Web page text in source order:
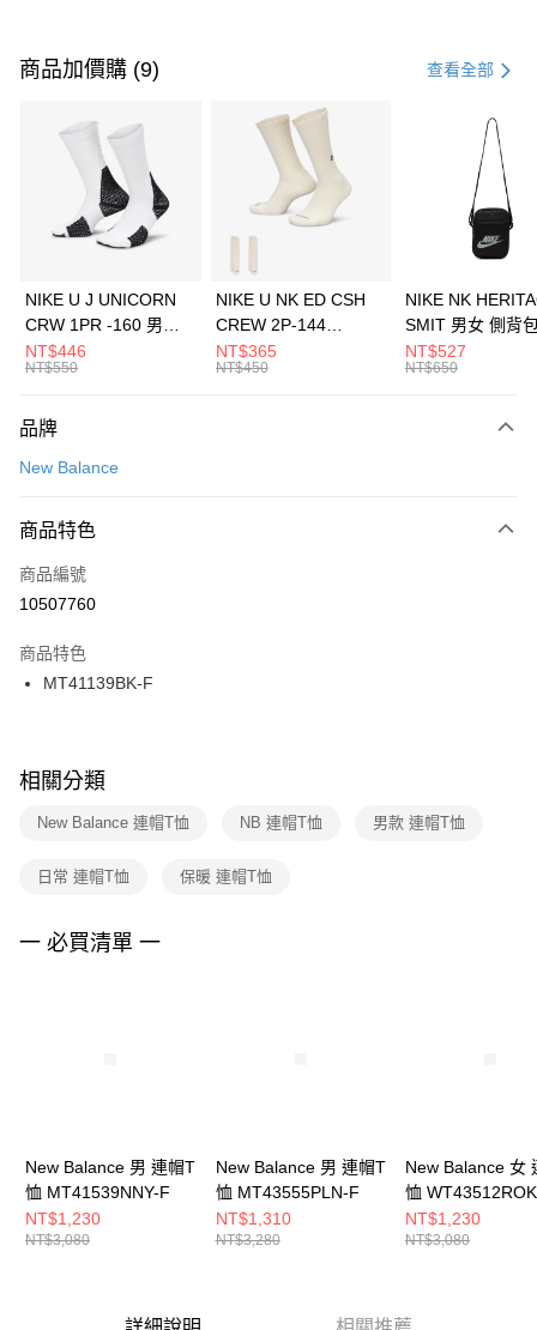
信用卡一次付款
3 期 0 利率 每期 21家銀行
合作金庫商業銀行
第一商業銀行
華南商業銀行
彰化商業銀行
上海商業儲蓄銀行
元大商業銀行
台灣樂天信用卡公司
Apple Pay
全盈+PAY
AFTEE先享後付
【關於「AFTEE先享後付」】
便利好安心！
３．安心：先確認商品／服務後，再付款。
【「AFTEE先享後付」結帳流程】
１．於結帳方式選擇「AFTEE先享後付」後，將跳轉至「AFTEE先享後付」
２．訂單成立數日內，您將收到繳費通知簡訊。
３．收到繳費通知簡訊後14天內，點擊此簡訊中的連結，可透過四大超商／
ATM／網路銀行／等多元方式進行付款，方視為交易完成。
※ 交易是否成功請以「AFTEE先享後付 」之結帳頁面顯示為準，若有關於
是否繳費成功／繳費後需取消欲退款等相關疑問，請聯繫「AFTEE先享後付
客戶支援中心」 https://netprotections.freshdesk.com/support/home
１．透過由恩沛科技股份有限公司提供之「AFTEE先享後付」服務完成之交
２．關於個人資料處理事宜，請瀏覽以下網址：
運送方式
每筆NT$100，滿NT$1,500(含以上)免運費
宅配
每筆NT$100，滿NT$1,500(含以上)免運費
付款後門市自取
每筆NT$100，滿NT$1,500(含以上)免運費
商品加價購 (9) 查看全部
NIKE U J UNICORN
CRW 1PR -160 男女
中統襪 FZ3393100
NT$446
NT$550
NIKE U NK ED CSH
CREW 2P-144
EMBRDY 男女 短統襪
FZ3073133
NT$365
NT$450
NIKE NK
SMIT 男女 側背
BA5871010
NT$527
NT$650
品牌
New Balance
商品特色
商品編號
10507760
商品特色
MT41139BK-F
相關分類
New Balance 連帽T恤 NB 連帽T恤 男款 連帽T恤
日常 連帽T恤 保暖 連帽T恤
一 必買清單 一
New Balance 男 連帽T
恤 MT41539NNY-F
NT$1,230
NT$3,080
New Balance 男 連帽T
恤 MT43555PLN-F
NT$1,310
NT$3,280
New Balance 女
恤
NT$1,230
NT$3,080